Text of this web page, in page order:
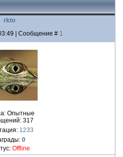
rkto
| Сообщение # 1
Опытные
317
1233
0
Offline